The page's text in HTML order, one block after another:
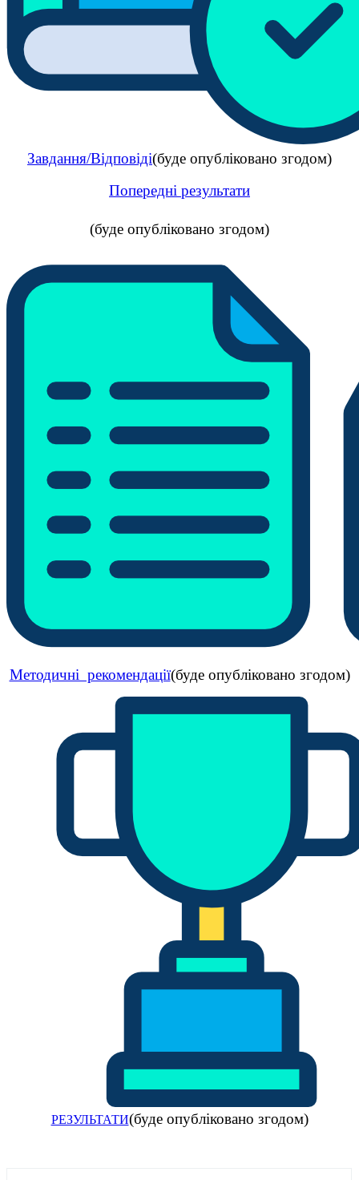
Завдання/Відповіді(буде опубліковано згодом)
Попередні результати
(буде опубліковано згодом)
Методичні рекомендації(буде опубліковано згодом)
РЕЗУЛЬТАТИ(буде опубліковано згодом)